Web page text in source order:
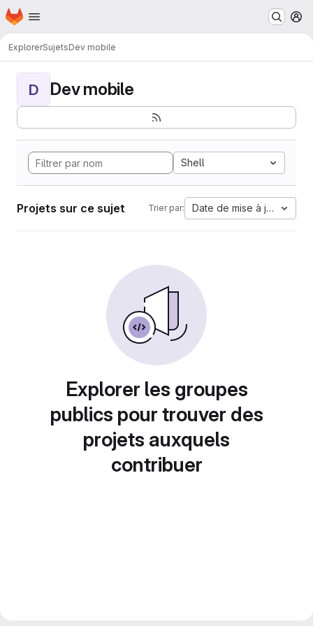
Passer au contenu principal
Page d'accueil
ExplorerSujetsDev mobile
D Dev mobile
Shell
Projets sur ce sujet Trier par: Date de mise à jour
Explorer les groupes
publics pour trouver des
projets auxquels
contribuer